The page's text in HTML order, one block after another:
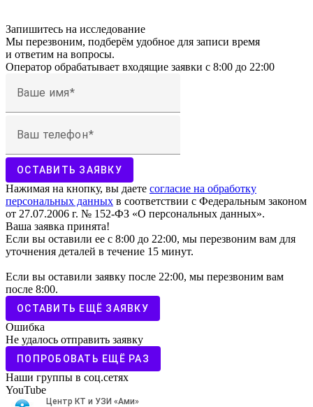
Запишитесь на исследование
Мы перезвоним, подберём удобное для записи время
и ответим на вопросы.
Оператор обрабатывает входящие заявки с 8:00 до 22:00
Ваше имя
Ваш телефон
ОСТАВИТЬ ЗАЯВКУ
Нажимая на кнопку, вы даете согласие на обработку
персональных данных в соответствии с Федеральным законом
от 27.07.2006 г. № 152-ФЗ «О персональных данных».
Ваша заявка принята!
Если вы оставили ее с 8:00 до 22:00, мы перезвоним вам для
уточнения деталей в течение 15 минут.
Если вы оставили заявку после 22:00, мы перезвоним вам
после 8:00.
ОСТАВИТЬ ЕЩЁ ЗАЯВКУ
Ошибка
Не удалось отправить заявку
ПОПРОБОВАТЬ ЕЩЁ РАЗ
Наши группы в соц.сетях
YouTube